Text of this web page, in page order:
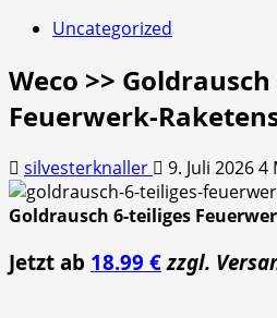
Uncategorized
Weco >>
Feuerwerk-
silvesterknaller 9. Juli 20264
Goldrausch 6-teiliges
Jetzt ab 18.99 € zzgl.